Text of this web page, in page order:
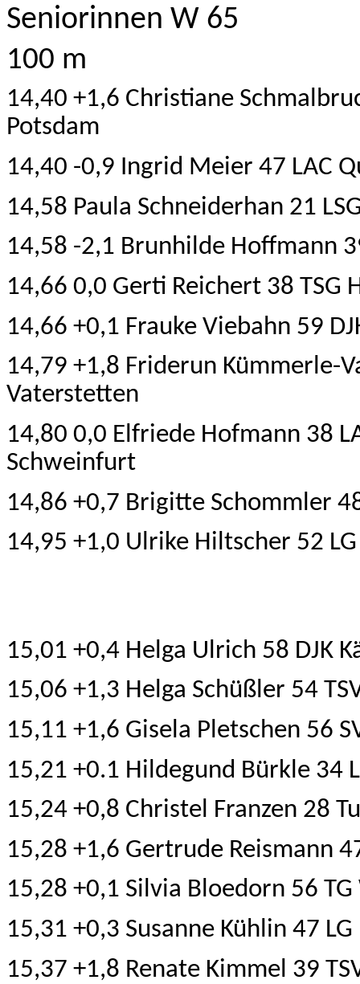
Seniorinnen W 65
100 m
14,40 +1,6 Christiane
Potsdam
14,40 -0,9 Ingrid Meier 47 LAC
14,58 Paula Schneiderhan 21
14,58 -2,1 Brunhilde Hoffmann
14,66 0,0 Gerti Reichert 38
14,66 +0,1 Frauke Viebahn 59
14,79 +1,8 Friderun Kümmerle-
Vaterstetten
14,80 0,0 Elfriede Hofmann 38
Schweinfurt
14,86 +0,7 Brigitte Schommler
14,95 +1,0 Ulrike Hiltscher 52
15,01 +0,4 Helga Ulrich 58 DJK
15,06 +1,3 Helga Schüßler 54
15,11 +1,6 Gisela Pletschen 56
15,21 +0.1 Hildegund Bürkle 34
15,24 +0,8 Christel Franzen 28
15,28 +1,6 Gertrude Reismann
15,28 +0,1 Silvia Bloedorn 56
15,31 +0,3 Susanne Kühlin 47
15,37 +1,8 Renate Kimmel 39